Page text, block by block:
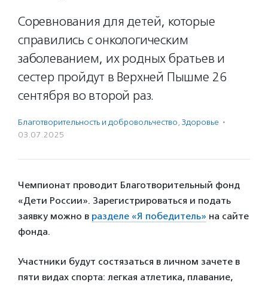
Соревнования для детей, которые
справились с онкологическим
заболеванием, их родных братьев и
сестер пройдут в Верхней Пышме 26
сентября во второй раз.
Благотвори­тель­ность и доброволь­чест­во, Здоровье ·
03.07.2025
Чемпионат проводит Благотворительный фонд
«Дети России». Зарегистрироваться и подать
заявку можно в разделе «Я победитель» на сайте
фонда.
Участники будут состязаться в личном зачете в
пяти видах спорта: легкая атлетика, плавание,